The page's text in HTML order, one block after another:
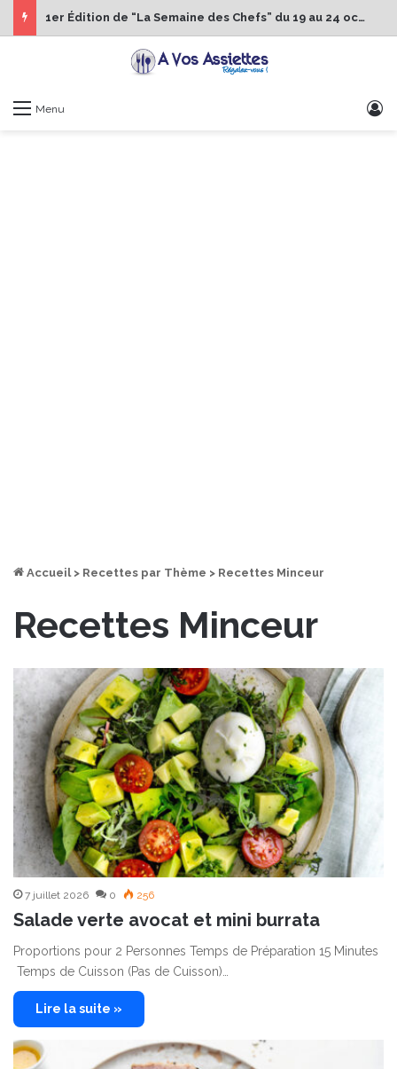
1er Édition de “La Semaine des Chefs” du 19 au 24 octobre 2026
Menu
Accueil > Recettes par Thème > Recettes Minceur
Recettes Minceur
7 juillet 2026 0 256
Salade verte avocat et mini burrata
Proportions pour 2 Personnes Temps de Préparation 15 Minutes
Temps de Cuisson (Pas de Cuisson)…
Lire la suite »